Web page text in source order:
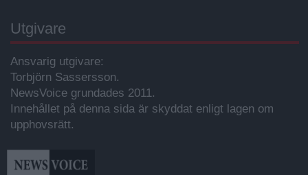
Utgivare
Ansvarig utgivare:
Torbjörn Sassersson.
NewsVoice grundades 2011.
Innehållet på denna sida är skyddat enligt lagen om
upphovsrätt.